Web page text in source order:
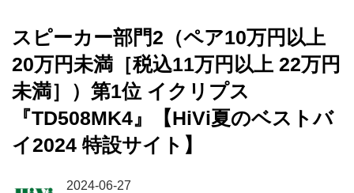
スピーカー部門2（ペア10万円以上
20万円未満［税込11万円以上 22万円
未満］）第1位 イクリプス
『TD508MK4』【HiVi夏のベストバ
イ2024 特設サイト】
2024-06-27